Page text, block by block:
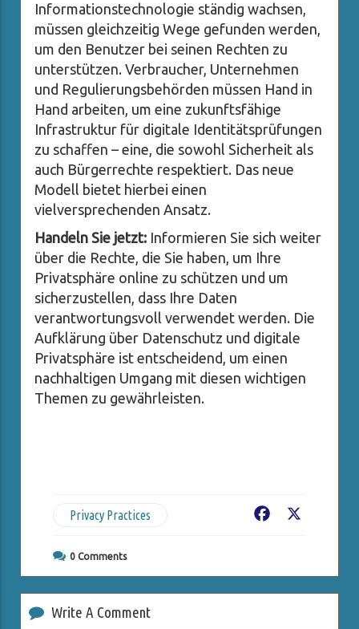
Informationstechnologie ständig wachsen,
müssen gleichzeitig Wege gefunden werden,
um den Benutzer bei seinen Rechten zu
unterstützen. Verbraucher, Unternehmen
und Regulierungsbehörden müssen Hand in
Hand arbeiten, um eine zukunftsfähige
Infrastruktur für digitale Identitätsprüfungen
zu schaffen – eine, die sowohl Sicherheit als
auch Bürgerrechte respektiert. Das neue
Modell bietet hierbei einen
vielversprechenden Ansatz.
Handeln Sie jetzt: Informieren Sie sich weiter
über die Rechte, die Sie haben, um Ihre
Privatsphäre online zu schützen und um
sicherzustellen, dass Ihre Daten
verantwortungsvoll verwendet werden. Die
Aufklärung über Datenschutz und digitale
Privatsphäre ist entscheidend, um einen
nachhaltigen Umgang mit diesen wichtigen
Themen zu gewährleisten.
Privacy Practices Facebook
0 Comments
Write A Comment